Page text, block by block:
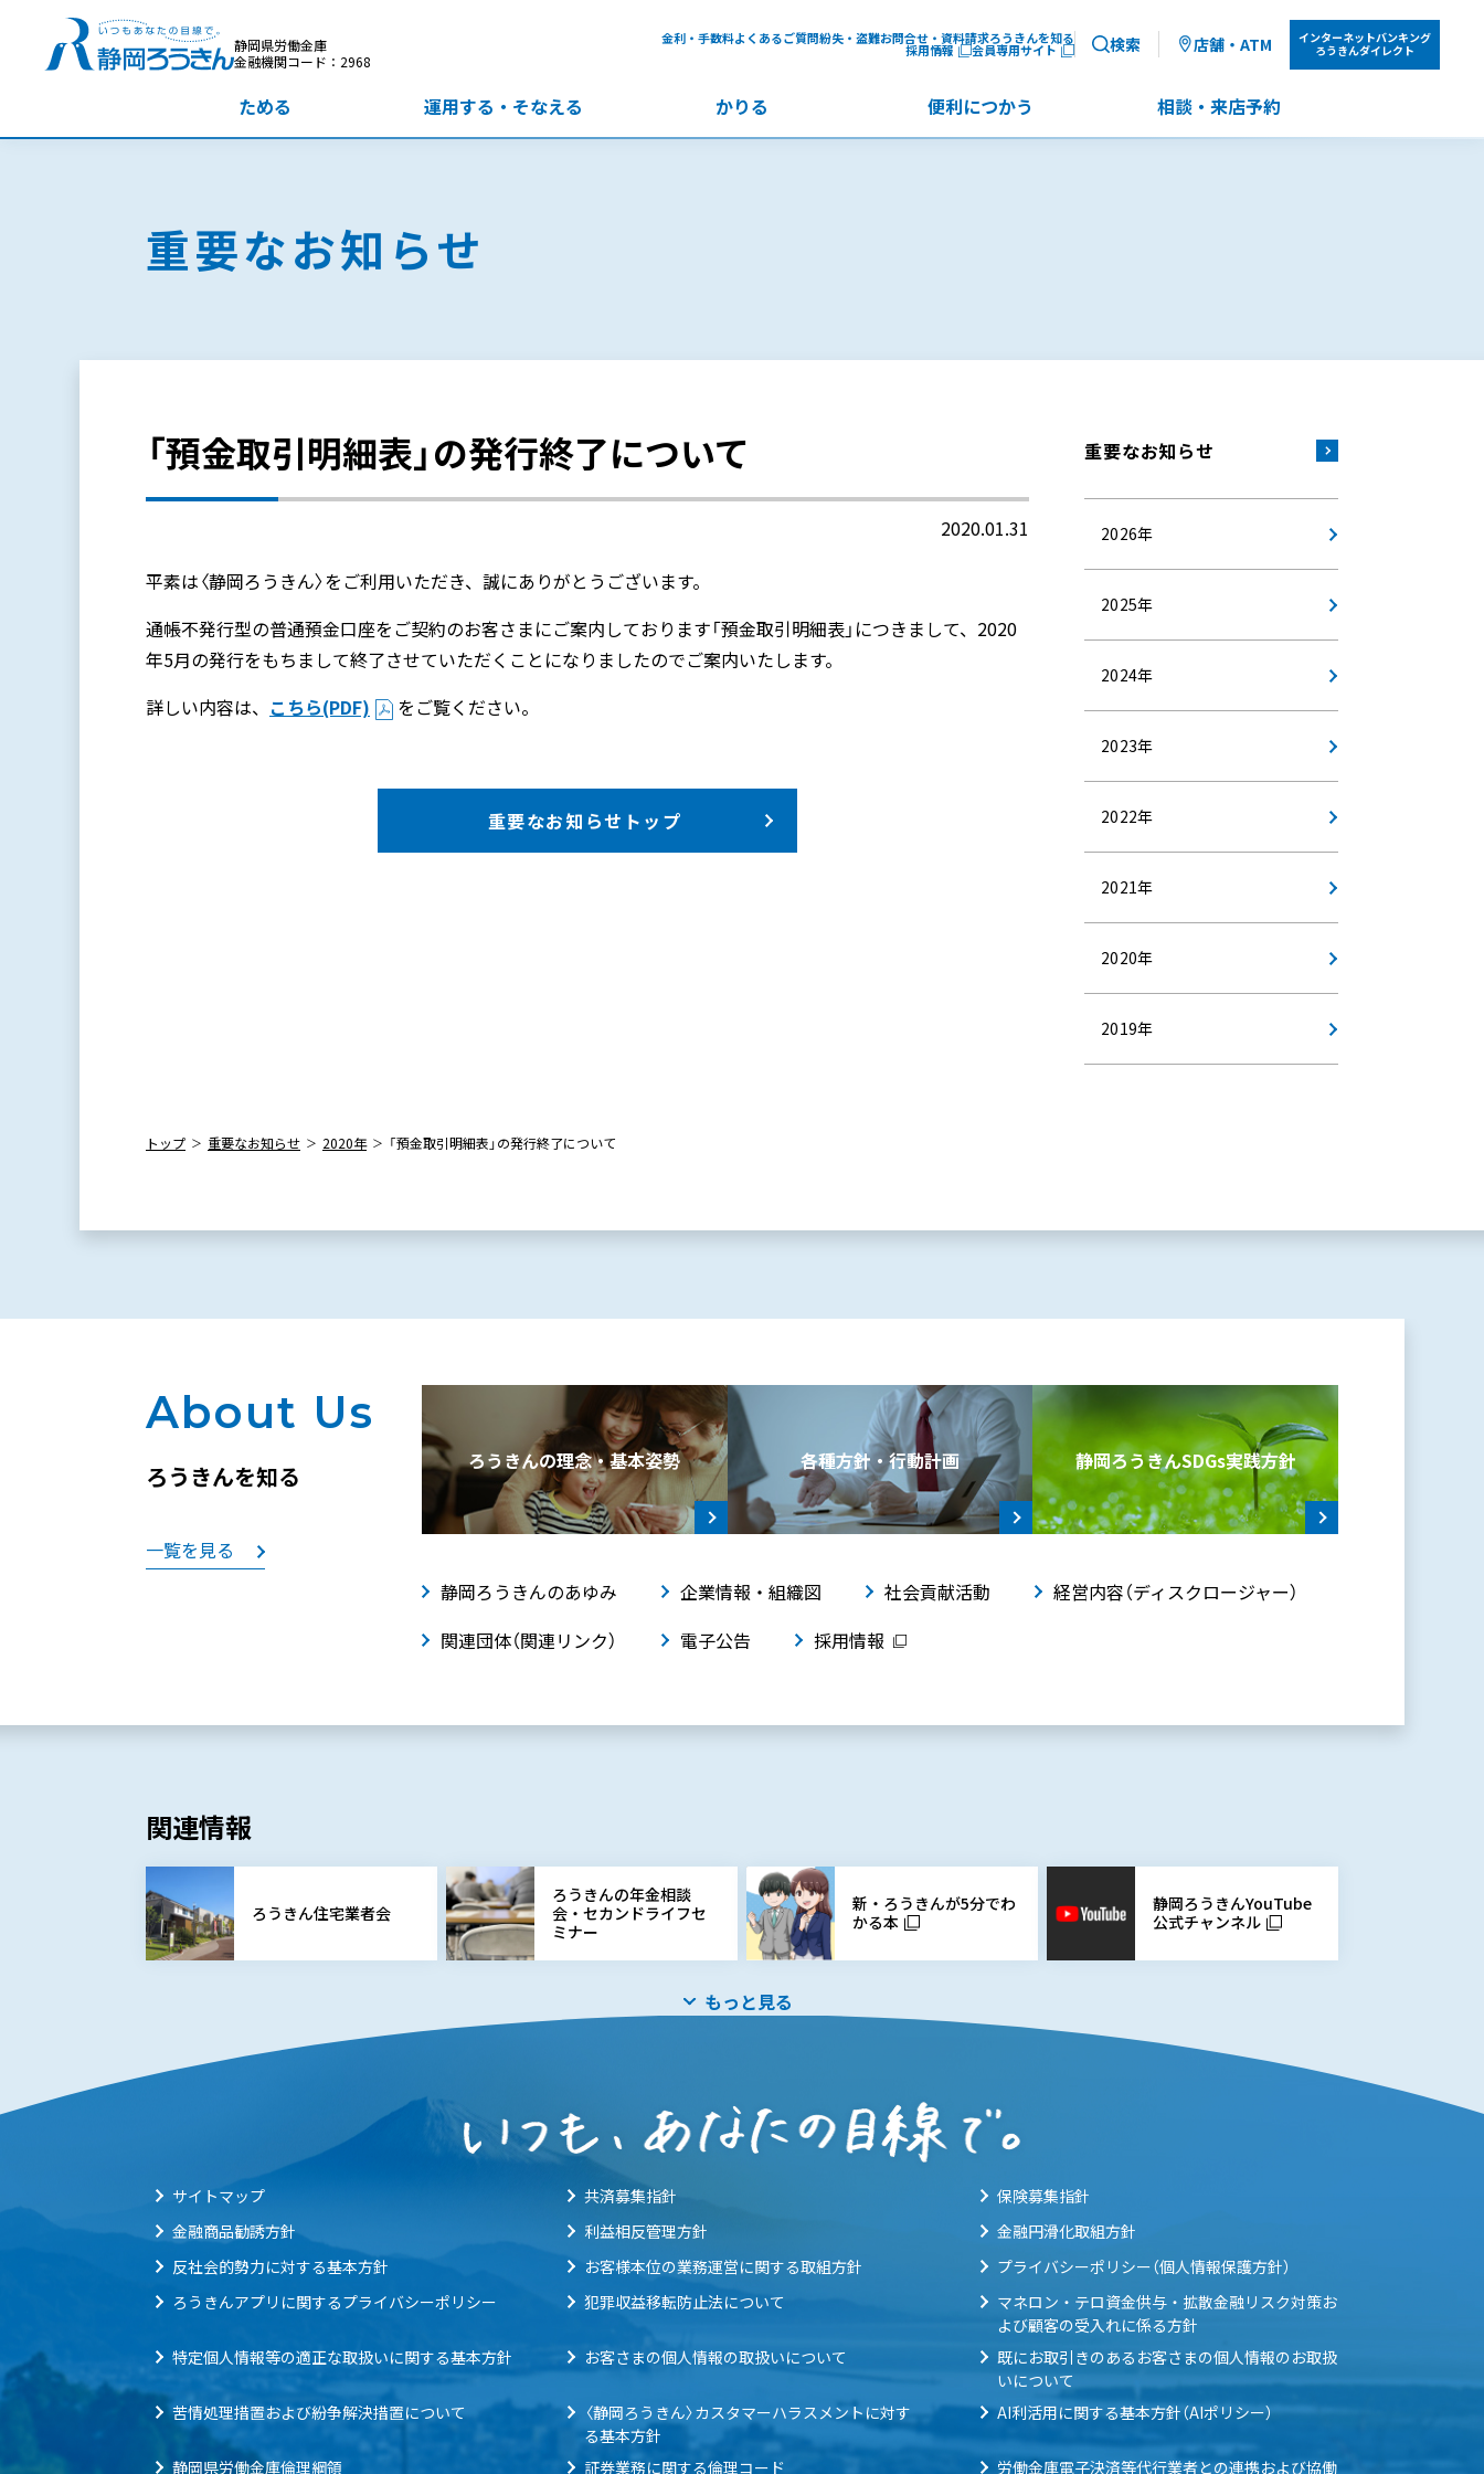
静岡県労働金庫
金融機関コード：2968
金利・手数料よくあるご質問紛失・盗難お問合せ・資料請求ろうきんを知る
採用情報 会員専用サイト 検索 店舗・ATM インターネットバンキング
ろうきんダイレクト
ためる 運用する ・ そなえる かりる 便利につかう 相談・来店予約
重要なお知らせ
「預金取引明細表」の発行終了について
2020.01.31
平素は〈静岡ろうきん〉をご利用いただき、誠にありがとうございます。
通帳不発行型の普通預金口座をご契約のお客さまにご案内しております「預金取引明細表」につきまして、2020
年5月の発行をもちまして終了させていただくことになりましたのでご案内いたします。
詳しい内容は、 こちら(PDF) をご覧ください。
重要なお知らせトップ
重要なお知らせ
2026年
2025年
2024年
2023年
2022年
2021年
2020年
2019年
トップ 重要なお知らせ 2020年 「預金取引明細表」の発行終了について
About Us
ろうきんを知る
一覧を見る
ろうきんの理念・基本姿勢 各種方針・行動計画 静岡ろうきんSDGs実践方針
静岡ろうきんのあゆみ 企業情報・組織図 社会貢献活動
経営内容（ディスクロージャー）
関連団体（関連リンク）
電子公告 採用情報
関連情報
ろうきん住宅業者会
ろうきんの年金相談
会・セカンドライフセ
ミナー
新・ろうきんが5分でわ
かる本
静岡ろうきんYouTube
公式チャンネル
もっと見る
サイトマップ 共済募集指針
保険募集指針
金融商品勧誘方針
利益相反管理方針
金融円滑化取組方針
反社会的勢力に対する基本方針
お客様本位の業務運営に関する取組方針
プライバシーポリシー（個人情報保護方針）
ろうきんアプリに関するプライバシーポリシー
犯罪収益移転防止法について
マネロン・テロ資金供与・拡散金融リスク対策お
よび顧客の受入れに係る方針
特定個人情報等の適正な取扱いに関する基本方針
お客さまの個人情報の取扱いについて
既にお取引きのあるお客さまの個人情報のお取扱
いについて
苦情処理措置および紛争解決措置について
〈静岡ろうきん〉カスタマーハラスメントに対す
る基本方針
AI利活用に関する基本方針（AIポリシー）
静岡県労働金庫倫理綱領 証券業務に関する倫理コード 労働金庫電子決済等代行業者との連携および協働